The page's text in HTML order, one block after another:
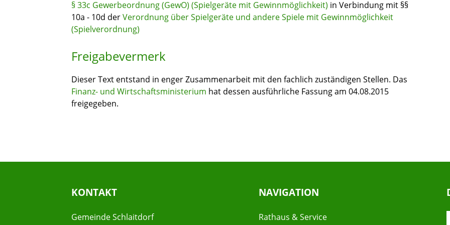
§ 33c Gewerbeordnung (GewO) (Spielgeräte mit Gewinnmöglichkeit) in Verbindung mit §§
10a - 10d derVerordnung über Spielgeräte und andere Spiele mit Gewinnmöglichkeit
(Spielverordnung)
Freigabevermerk
Dieser Text entstand in enger Zusammenarbeit mit den fachlich zuständigen Stellen. Das
Finanz- und Wirtschaftsministerium hat dessen ausführliche Fassung am 04.08.2015
freigegeben.
KONTAKT
Gemeinde Schlaitdorf
NAVIGATION
Rathaus & Service